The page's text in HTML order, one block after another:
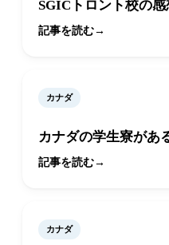
SGICトロント校の感
記事を読む
カナダ
カナダの学生寮があ
記事を読む
カナダ